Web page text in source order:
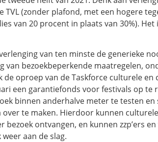
TVL (zonder plafond, met een hogere
van 20 procent in plaats van 30%). Het
van ten minste de generieke
van bezoekbeperkende maatregelen,
de oproep van de Taskforce culturele en
een garantiefonds voor festivals op te
binnen anderhalve meter te testen en
te maken. Hierdoor kunnen
bezoek ontvangen, en kunnen zzp’ers
aan de slag.